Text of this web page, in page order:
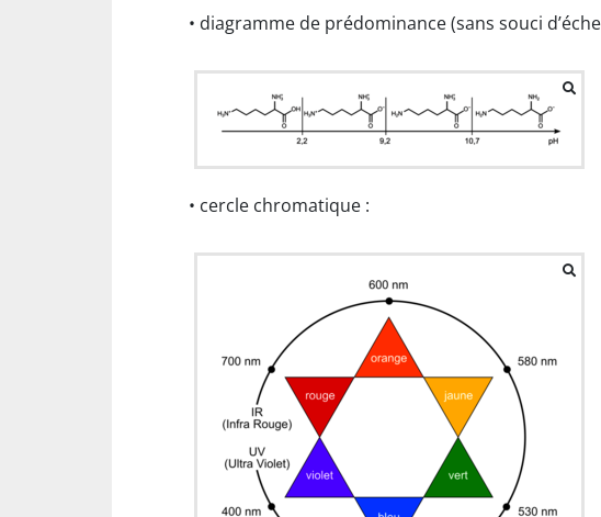
• diagramme de prédominance (sans souci
• cercle chromatique :